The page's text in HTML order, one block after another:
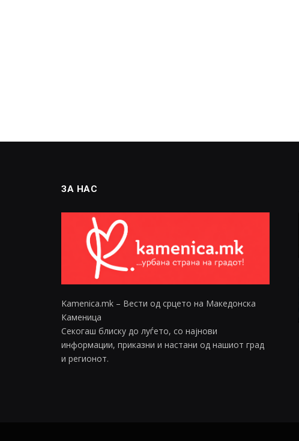
ЗА НАС
Kamenica.mk – Вести од срцето на Македонска
Каменица
Секогаш блиску до луѓето, со најнови
информации, приказни и настани од нашиот град
и регионот.